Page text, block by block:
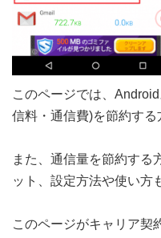
このページでは、
信料・通信費)を節約する
また、通信量を節約する
ット、設定方法や使い方
このページがキャリア契